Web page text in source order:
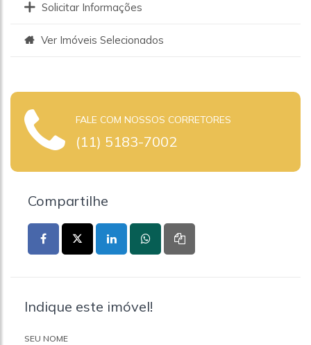
Solicitar Informações
Ver Imóveis Selecionados
FALE COM NOSSOS CORRETORES
(11) 5183-7002
Compartilhe
Indique este imóvel!
SEU NOME